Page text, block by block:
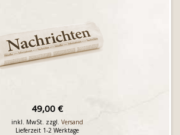
49,00 €
inkl. MwSt. zzgl. Versand
Lieferzeit 1-2 Werktage